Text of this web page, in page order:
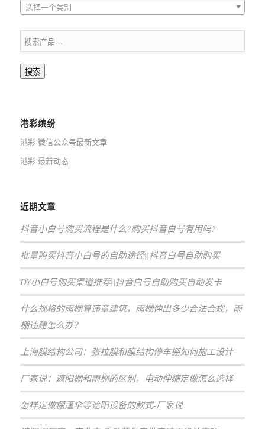
选择一个类别
搜索
港彩缤纷
港彩-微信公众号最新文章
港彩-最新动态
近期文章
抖音小白号购买流程是什么?购买抖音白号有用吗?
批量购买抖音小白号的自助途径||抖音白号自助购买
DY小白号购买渠道推荐||抖音白号自助购买自动发卡
什么规格的雨棚算违章建筑，雨棚伸出多少合法合规，雨
棚违建怎么办？
上海膜结构公司：张拉膜和膜结构停车棚如何施工设计
厂家说：遮阳棚和雨棚的区别，电动伸缩定做怎么选择
怎样定做棚蓬伞等遮阳设备的款式-厂家说